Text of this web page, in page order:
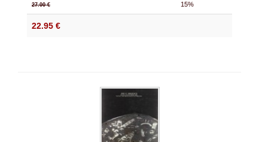
27.00 € 15%
22.95 €